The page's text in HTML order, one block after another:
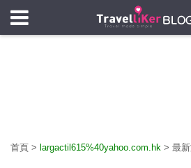
首頁 > largactil615%40yahoo.com.hk > 最